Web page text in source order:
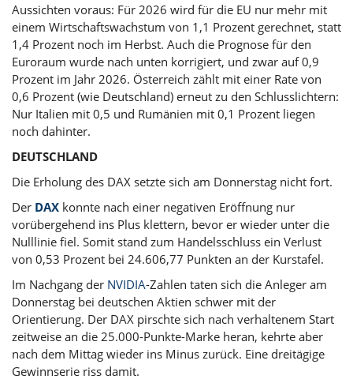
Aussichten voraus: Für 2026 wird für die EU nur mehr mit
einem Wirtschaftswachstum von 1,1 Prozent gerechnet, statt
1,4 Prozent noch im Herbst. Auch die Prognose für den
Euroraum wurde nach unten korrigiert, und zwar auf 0,9
Prozent im Jahr 2026. Österreich zählt mit einer Rate von
0,6 Prozent (wie Deutschland) erneut zu den Schlusslichtern:
Nur Italien mit 0,5 und Rumänien mit 0,1 Prozent liegen
noch dahinter.
DEUTSCHLAND
Die Erholung des DAX setzte sich am Donnerstag nicht fort.
Der DAX konnte nach einer negativen Eröffnung nur
vorübergehend ins Plus klettern, bevor er wieder unter die
Nulllinie fiel. Somit stand zum Handelsschluss ein Verlust
von 0,53 Prozent bei 24.606,77 Punkten an der Kurstafel.
Im Nachgang der NVIDIA-Zahlen taten sich die Anleger am
Donnerstag bei deutschen Aktien schwer mit der
Orientierung. Der DAX pirschte sich nach verhaltenem Start
zeitweise an die 25.000-Punkte-Marke heran, kehrte aber
nach dem Mittag wieder ins Minus zurück. Eine dreitägige
Gewinnserie riss damit.